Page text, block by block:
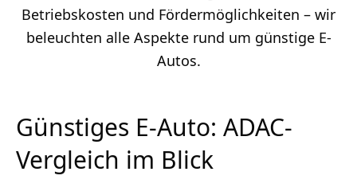
Betriebskosten und Fördermöglichkeiten – wir
beleuchten alle Aspekte rund um günstige E-
Autos.
Günstiges E-Auto: ADAC-
Vergleich im Blick